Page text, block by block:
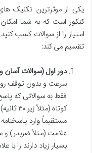
یکی از موثرترین تکنیک
کنکوراست که به شما امکان
امتیاز را از سوالات کسب
تقسیم می کند:
دور اول (سوالات
سرعت و بدون توقف
فقط به سوالاتی که
کوتاه
مستقیماً وارد
علامت (مثلاً ضربدر) و
بسیار زیاد دارند را